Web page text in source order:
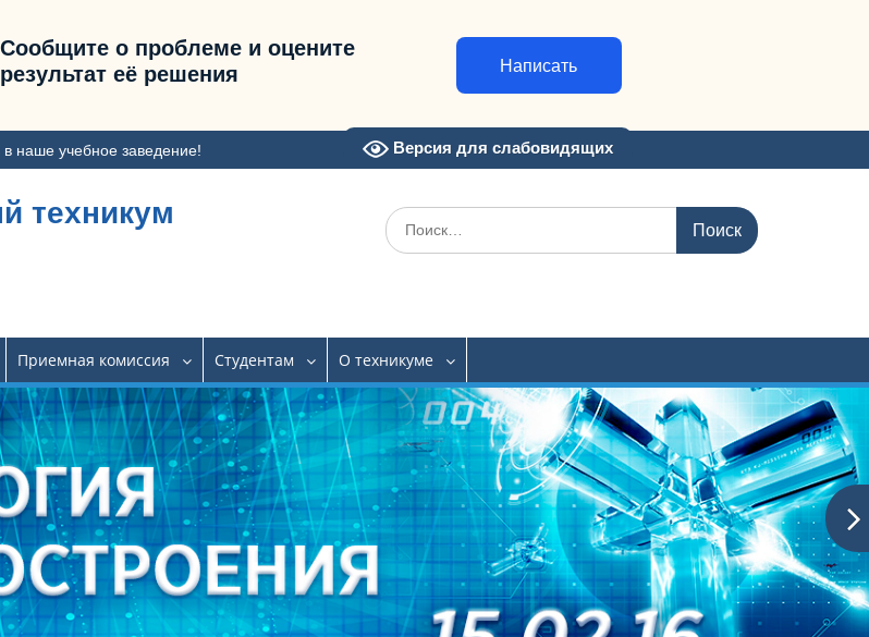
Сообщите о проблеме и оцените
результат её решения
Написать
наше учебное заведение! Версия для слабовидящих
техникум Искать:
Приемная комиссия Студентам О техникуме